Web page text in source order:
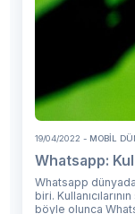
19/04/2022 - MOBIL
Whatsapp:
Whatsapp
biri.
böyle olunca